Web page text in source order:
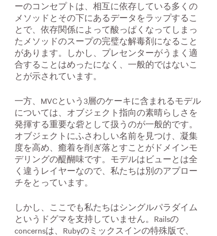
ーのコンセプトは、相互に依存している多くの
メソッドとその下にあるデータをラップするこ
とで、依存関係によって酸っぱくなってしまっ
たメソッドのスープの完璧な解毒剤になること
があります。しかし、プレセンターがうまく適
合することはめったになく、一般的ではないこ
とが示されています。
一方、MVCという3層のケーキに含まれるモデル
については、オブジェクト指向の素晴らしさを
発揮する重要な砦として扱うのが一般的です。
オブジェクトにふさわしい名前を見つけ、凝集
度を高め、癒着を削ぎ落とすことがドメインモ
デリングの醍醐味です。モデルはビューとは全
く違うレイヤーなので、私たちは別のアプロー
チをとっています。
しかし、ここでも私たちはシングルパラダイム
というドグマを支持していません。Railsの
concernsは、Rubyのミックスインの特殊版で、